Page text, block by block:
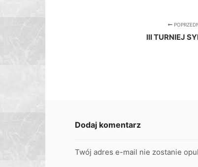
III TURNIEJ
Dodaj komentarz
Twój adres e-mail nie zostanie